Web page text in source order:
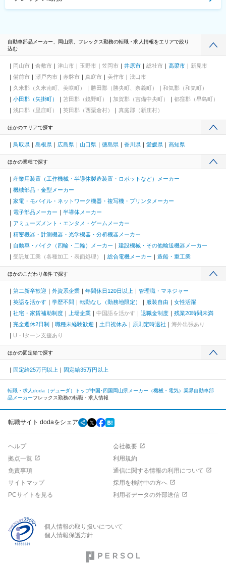
自動車部品メーカー、岡山県、フレックス勤務の転職・求人情報をエリアで絞り
込む
岡山市 倉敷市 津山市 玉野市 笠岡市 井原市 総社市 高梁市
新見市
備前市
瀬戸内市 赤磐市 真庭市 美作市
浅口市
久米郡（久米南町、美咲町）
勝田郡（勝央町、奈義町）
和気郡（和気町）
小田郡（矢掛町）
苫田郡（鏡野町） 加賀郡（吉備中央町）
都窪郡（早島町）
浅口郡（里庄町）
英田郡（西粟倉村） 真庭郡（新庄村）
ほかのエリアで探す
鳥取県 島根県 広島県 山口県 徳島県 香川県 愛媛県 高知県
ほかの業種で探す
産業用装置（工作機械・半導体製造装置・ロボットなど）メーカー
機械部品・金型メーカー
家電・モバイル・ネットワーク機器・複写機・プリンタメーカー
電子部品メーカー
半導体メーカー
アミューズメント・エンタメ・ゲームメーカー
精密機器・計測機器・光学機器・分析機器メーカー
自動車・バイク（四輪・二輪）メーカー
建設機械・その他輸送機器メーカー
受託加工業（各種加工・表面処理）
総合電機メーカー 造船・重工業
ほかのこだわり条件で探す
第二新卒歓迎 外資系企業 年間休日120日以上
管理職・マネジャー
英語を活かす
学歴不問 転勤なし（勤務地限定） 服装自由
女性活躍
社宅・家賃補助制度
上場企業 中国語を活かす 退職金制度
残業20時間未満
完全週休2日制
職種未経験歓迎 土日祝休み 原則定時退社
海外出張あり
U・Iターン支援あり
ほかの固定給で探す
固定給25万円以上 固定給35万円以上
転職・求人doda（デューダ）トップ中国･四国 岡山県 メーカー（機械・電気）業界自動車部
品メーカーフレックス勤務の転職・求人情報
転職サイト dodaをシェア
ヘルプ
会社概要
拠点一覧
利用規約
免責事項
通信に関する情報の利用について
サイトマップ
採用を検討中の方へ
PCサイトを見る
利用者データの外部送信
個人情報の取り扱いについて
個人情報保護方針